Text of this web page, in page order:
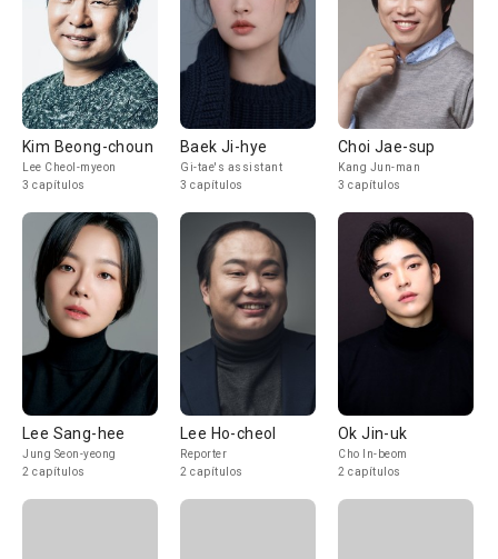
Kim Beong-choun
Lee Cheol-myeon
3 capítulos
Baek Ji-hye
Gi-tae's assistant
3 capítulos
Choi Jae-sup
Kang Jun-man
3 capítulos
Lee Sang-hee
Jung Seon-yeong
2 capítulos
Lee Ho-cheol
Reporter
2 capítulos
Ok Jin-uk
Cho In-beom
2 capítulos